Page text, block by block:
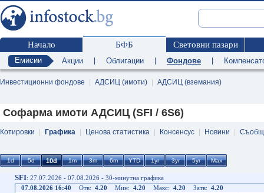
Начало БФБ Световни пазари
Емисии Акции Облигации Фондове
Инвестиционни фондове АДСИЦ (имоти) АДСИЦ (вземания)
Софарма имоти АДСИЦ (SFI / 6S6)
Котировки Графика Ценова статистика Консенсус Новини
SFI: 27.07.2026 - 07.08.2026 - 30-минутна графика
07.08.2026 16:40
Отв: 4.20 Мин: 4.20 Макс: 4.20 Затв: 4.20